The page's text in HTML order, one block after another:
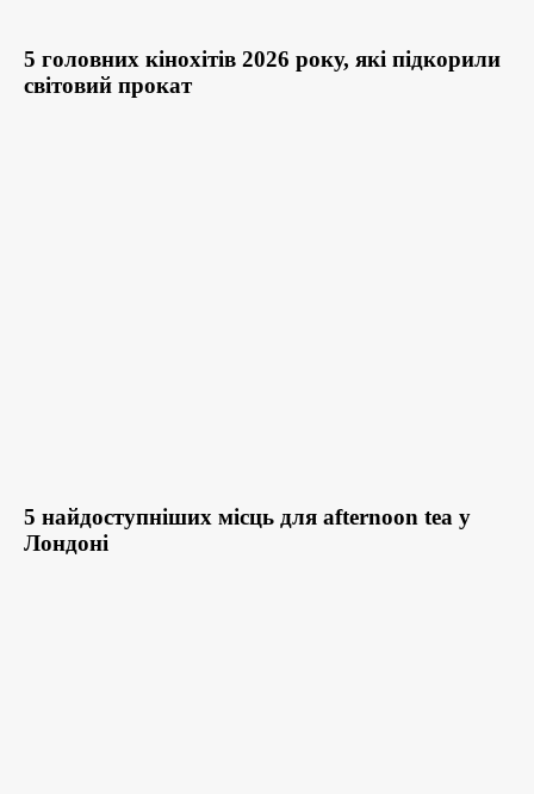
5 головних кінохітів 2026 року, які підкорили
світовий прокат
5 найдоступніших місць для afternoon tea у
Лондоні